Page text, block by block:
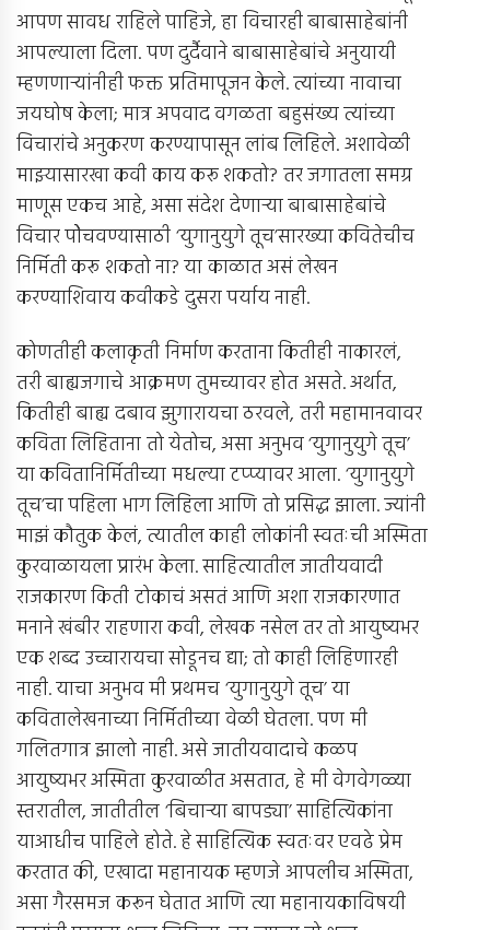
आपण सावध राहिले पाहिजे, हा विचारही बाबासाहेबांनी
आपल्याला दिला. पण दुर्दैवाने बाबासाहेबांचे अनुयायी
म्हणणार्‍यांनीही फक्त प्रतिमापूजन केले. त्यांच्या नावाचा
जयघोष केला; मात्र अपवाद वगळता बहुसंख्य त्यांच्या
विचारांचे अनुकरण करण्यापासून लांब लिहिले. अशावेळी
माझ्यासारखा कवी काय करू शकतो? तर जगातला समग्र
माणूस एकच आहे, असा संदेश देणार्‍या बाबासाहेबांचे
विचार पोेचवण्यासाठी ‘युगानुयुगे तूच’सारख्या कवितेचीच
निर्मिती करू शकतो ना? या काळात असं लेखन
करण्याशिवाय कवीकडे दुसरा पर्याय नाही.
कोणतीही कलाकृती निर्माण करताना कितीही नाकारलं,
तरी बाह्यजगाचे आक्रमण तुमच्यावर होत असते. अर्थात,
कितीही बाह्य दबाव झुगारायचा ठरवले, तरी महामानवावर
कविता लिहिताना तो येतोच, असा अनुभव ‘युगानुयुगे तूच’
या कवितानिर्मितीच्या मधल्या टप्प्यावर आला. ‘युगानुयुगे
तूच’चा पहिला भाग लिहिला आणि तो प्रसिद्ध झाला. ज्यांनी
माझं कौतुक केलं, त्यातील काही लोकांनी स्वतःची अस्मिता
कुरवाळायला प्रारंभ केला. साहित्यातील जातीयवादी
राजकारण किती टोकाचं असतं आणि अशा राजकारणात
मनाने खंबीर राहणारा कवी, लेखक नसेल तर तो आयुष्यभर
एक शब्द उच्चारायचा सोडूनच द्या; तो काही लिहिणारही
नाही. याचा अनुभव मी प्रथमच ‘युगानुयुगे तूच’ या
कवितालेखनाच्या निर्मितीच्या वेळी घेतला. पण मी
गलितगात्र झालो नाही. असे जातीयवादाचे कळप
आयुष्यभर अस्मिता कुरवाळीत असतात, हे मी वेगवेगळ्या
स्तरातील, जातीतील ‘बिचार्‍या बापड्या’ साहित्यिकांना
याआधीच पाहिले होते. हे साहित्यिक स्वतःवर एवढे प्रेम
करतात की, एखादा महानायक म्हणजे आपलीच अस्मिता,
असा गैरसमज करून घेतात आणि त्या महानायकाविषयी